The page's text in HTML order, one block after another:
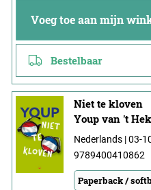
Voeg toe aan mijn
Bestelbaar
Niet te kloven
Youp van 't Hek
Nederlands | 03-
9789400410862
Paperback /